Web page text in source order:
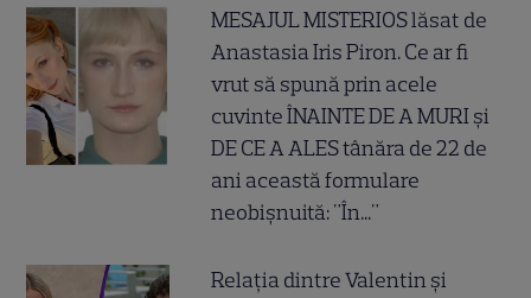
MESAJUL MISTERIOS lăsat de
Anastasia Iris Piron. Ce ar fi
vrut să spună prin acele
cuvinte ÎNAINTE DE A MURI și
DE CE A ALES tânăra de 22 de
ani această formulare
neobișnuită: "În..."
Relația dintre Valentin și